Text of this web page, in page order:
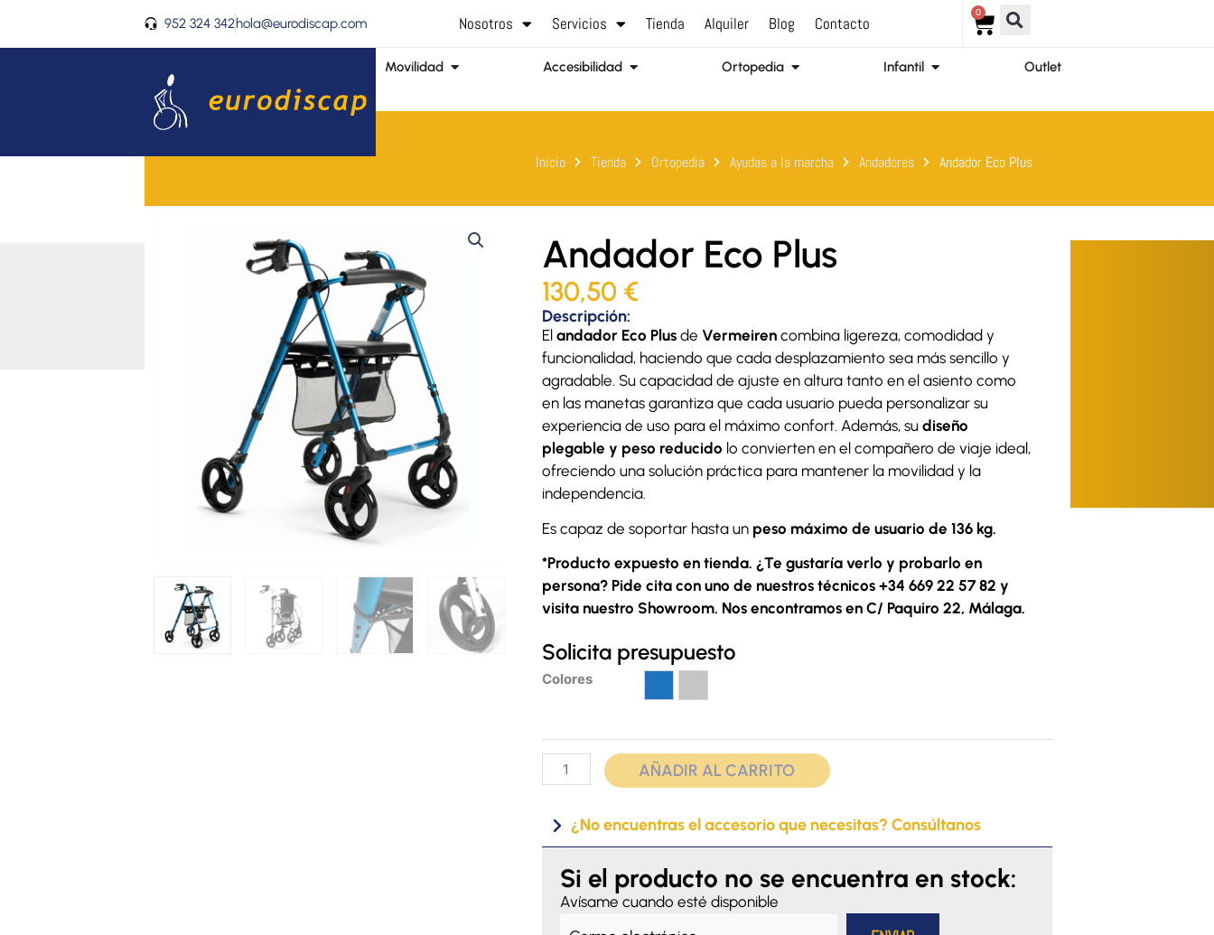
contenido
952 324 342hola@eurodiscap.com Nosotros Servicios Tienda Alquiler Blog Contacto
0
Carrito
Movilidad Abrir Movilidad Accesibilidad Abrir AccesibilidadOrtopedia Abrir OrtopediaInfantil Abrir Infantil Outlet
Inicio Tienda Ortopedia Ayudas a la marcha Andadores Andador Eco Plus
Andador Eco Plus
130,50 €
Descripción:
El andador Eco Plusde Vermeirencombina ligereza, comodidad y
funcionalidad, haciendo que cada desplazamiento sea más sencillo y
agradable. Su capacidad de ajuste en altura tanto en el asiento como
en las manetas garantiza que cada usuario pueda personalizar su
experiencia de uso para el máximo confort. Además, su diseño
plegable y peso reducido lo convierten en el compañero de viaje ideal,
ofreciendo una solución práctica para mantener la movilidad y la
independencia.
Es capaz de soportar hasta un peso máximo de usuario de 136 kg.
*Producto expuesto en tienda. ¿Te gustaría verlo y probarlo en
persona? Pide cita con uno de nuestros técnicos +34 669 22 57 82 y
visita nuestro Showroom. Nos encontramos en C/ Paquiro 22, Málaga.
Solicita presupuesto
Colores
Azul Gris
Andador
cantidad
AÑADIR AL CARRITO
¿No encuentras el accesorio que necesitas? Consúltanos
Si el producto no se encuentra en stock:
Avísame cuando esté disponible